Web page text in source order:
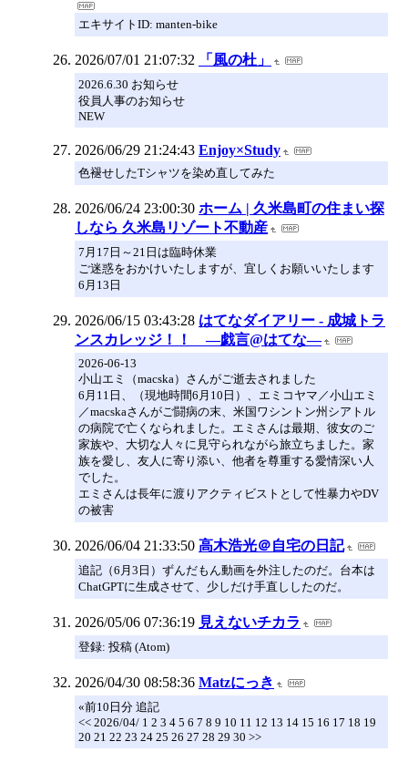
エキサイトID: manten-bike
2026/07/01 21:07:32 「風の杜」
2026.6.30 お知らせ
役員人事のお知らせ
NEW
2026/06/29 21:24:43 Enjoy×Study
色褪せしたTシャツを染め直してみた
2026/06/24 23:00:30 ホーム | 久米島町の住まい探
しなら 久米島リゾート不動産
​7月17日～21日は臨時休業
​ご迷惑をおかけいたしますが、宜しくお願いいたします
6月13日
2026/06/15 03:43:28 はてなダイアリー - 成城トラ
ンスカレッジ！！ ―戯言@はてな―
2026-06-13
小山エミ（macska）さんがご逝去されました
6月11日、（現地時間6月10日）、エミコヤマ／小山エミ
／macskaさんがご闘病の末、米国ワシントン州シアトル
の病院で亡くなられました。エミさんは最期、彼女のご
家族や、大切な人々に見守られながら旅立ちました。家
族を愛し、友人に寄り添い、他者を尊重する愛情深い人
でした。
エミさんは長年に渡りアクティビストとして性暴力やDV
の被害
2026/06/04 21:33:50 高木浩光＠自宅の日記
追記（6月3日）ずんだもん動画を外注したのだ。台本は
ChatGPTに生成させて、少しだけ手直ししたのだ。
2026/05/06 07:36:19 見えないチカラ
登録: 投稿 (Atom)
2026/04/30 08:58:36 Matzにっき
«前10日分 追記
<< 2026/04/ 1 2 3 4 5 6 7 8 9 10 11 12 13 14 15 16 17 18 19
20 21 22 23 24 25 26 27 28 29 30 >>